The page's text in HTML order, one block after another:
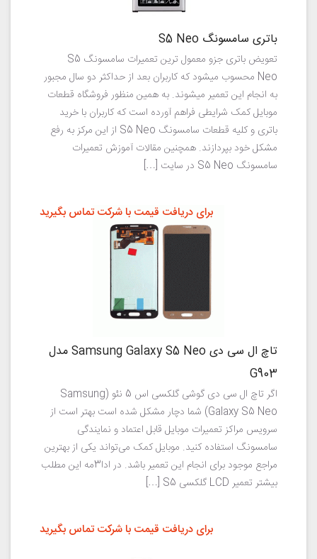
باتری سامسونگ S5 Neo
تعویض باتری جزو معمول ترین تعمیرات سامسونگ S5
Neo محسوب میشود که کاربران بعد از حداکثر دو سال مجبور
به انجام این تعمیر میشوند. به همین منظور فروشگاه قطعات
موبایل کمک شرایطی فراهم آورده است که کاربران با خرید
باتری و کلیه قطعات سامسونگ S5 Neo از این مرکز به رفع
مشکل خود بپردازند. همچنین مقالات آموزش تعمیرات
سامسونگ S5 Neo در سایت […]
تاچ ال سی دی Samsung Galaxy S5 Neo مدل
G903
اگر تاچ ال سی دی گوشی گلکسی اس 5 نئو (Samsung
Galaxy S5 Neo) شما دچار مشکل شده است بهتر است از
سرویس مراکز تعمیرات موبایل قابل اعتماد و نمایندگی
سامسونگ استفاده کنید. موبایل کمک می‌تواند یکی از بهترین
مراجع موجود برای انجام این تعمیر باشد. در ادا3مه این مطلب
بیشتر تعمیر LCD گلکسی S5 […]
برای دریافت قیمت با شرکت تماس بگیرید
برای دریافت قیمت با شرکت تماس بگیرید